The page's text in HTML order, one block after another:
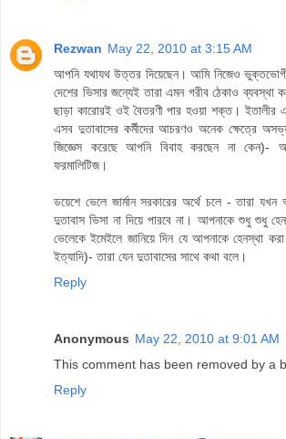
Rezwan May 22, 2010 at 3:15 AM
আপনি যথাযথ উত্তর দিয়েছেন। আমি নিজেও ভুক্তভোগী
দেশের ভিসার জন্যেই তারা এমন গরীব ঠেকাও ব্যবস্থা
ছাড়া কারোরই ওই বৈতরণী পার হওয়া শক্ত। ইতালীর
এসব দুতাবাসের কর্মীদের আচরণও অনেক ক্ষেত্রে
জিজ্ঞেস করেছে আপনি বিবাহ করছেন না কেন)-
ফরমালিটিজ।
ডয়েশে ভেলে জার্মান সরকারের অর্থে চলে - তারা
দুতাবাস ভিসা না দিয়ে পারবে না। আপনাকে শুধু শুধু
ভেলেকে ইমেইলে জানিয়ে দিন যে আপনাকে হেনস্থা করা
ইত্যাদি)- তারা যেন দুতাবাসের সাথে কথা বলে।
Reply
Anonymous May 22, 2010 at 9:01 AM
This comment has been removed by a
Reply